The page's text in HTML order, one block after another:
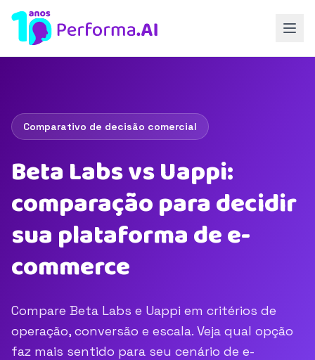
Comparativo de decisão comercial
Beta Labs vs Uappi:
comparação para decidir
sua plataforma de e-
commerce
Compare Beta Labs e Uappi em critérios de
operação, conversão e escala. Veja qual opção
faz mais sentido para seu cenário de e-